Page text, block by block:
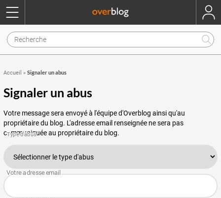
Accueil » Signaler un abus
Signaler un abus
Votre message sera envoyé à l'équipe d'Overblog ainsi qu'au
propriétaire du blog. L'adresse email renseignée ne sera pas
communiquée au propriétaire du blog.